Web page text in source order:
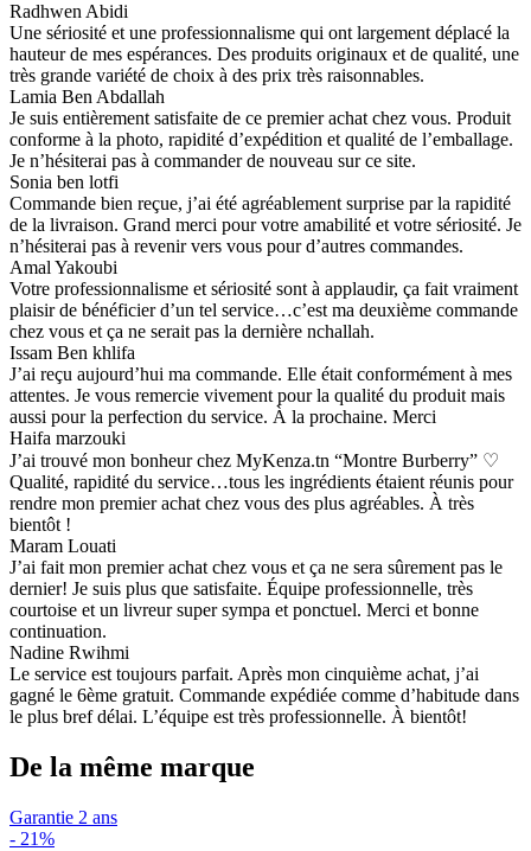
Radhwen Abidi
Une sériosité et une professionnalisme qui ont largement déplacé la
hauteur de mes espérances. Des produits originaux et de qualité, une
très grande variété de choix à des prix très raisonnables.
Lamia Ben Abdallah
Je suis entièrement satisfaite de ce premier achat chez vous. Produit
conforme à la photo, rapidité d’expédition et qualité de l’emballage.
Je n’hésiterai pas à commander de nouveau sur ce site.
Sonia ben lotfi
Commande bien reçue, j’ai été agréablement surprise par la rapidité
de la livraison. Grand merci pour votre amabilité et votre sériosité. Je
n’hésiterai pas à revenir vers vous pour d’autres commandes.
Amal Yakoubi
Votre professionnalisme et sériosité sont à applaudir, ça fait vraiment
plaisir de bénéficier d’un tel service…c’est ma deuxième commande
chez vous et ça ne serait pas la dernière nchallah.
Issam Ben khlifa
J’ai reçu aujourd’hui ma commande. Elle était conformément à mes
attentes. Je vous remercie vivement pour la qualité du produit mais
aussi pour la perfection du service. À la prochaine. Merci
Haifa marzouki
J’ai trouvé mon bonheur chez MyKenza.tn “Montre Burberry” ♡
Qualité, rapidité du service…tous les ingrédients étaient réunis pour
rendre mon premier achat chez vous des plus agréables. À très
bientôt !
Maram Louati
J’ai fait mon premier achat chez vous et ça ne sera sûrement pas le
dernier! Je suis plus que satisfaite. Équipe professionnelle, très
courtoise et un livreur super sympa et ponctuel. Merci et bonne
continuation.
Nadine Rwihmi
Le service est toujours parfait. Après mon cinquième achat, j’ai
gagné le 6ème gratuit. Commande expédiée comme d’habitude dans
le plus bref délai. L’équipe est très professionnelle. À bientôt!
De la même marque
Garantie 2 ans
- 21%